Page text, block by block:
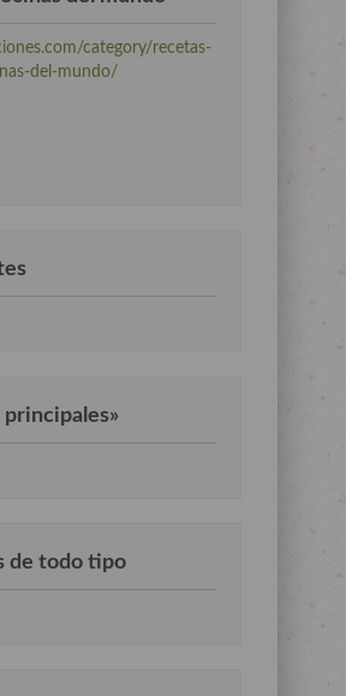
category/recetas-
del-mundo/
principales»
de todo tipo